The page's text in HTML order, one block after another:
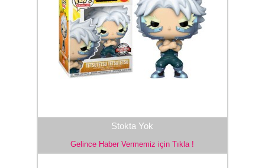
Stokta Yok
Gelince Haber Vermemiz için Tıkla !